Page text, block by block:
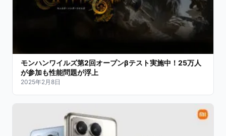
モンハンワイルズ第2回オープンβテスト実施中！25万人
が参加も性能問題が浮上
2025年2月8日